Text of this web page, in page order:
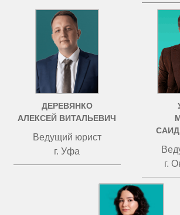
ДЕРЕВЯНКО
АЛЕКСЕЙ ВИТАЛЬЕВИЧ
Ведущий юрист
г. Уфа
г.